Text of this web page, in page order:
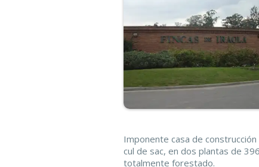
Imponente casa de
cul de sac, en dos plantas de
totalmente forestado.